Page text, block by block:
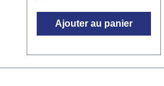
compatible avec tous les
modules LCN à partir de la
2010). Les 4 entrées du
LCN-BU4L sont
Ajouter au panier